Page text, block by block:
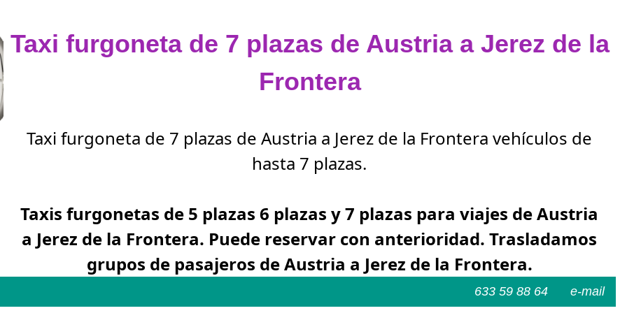
Taxi furgoneta de 7 plazas de Austria a Jerez de la
Frontera
Taxi furgoneta de 7 plazas de Austria a Jerez de la Frontera vehículos de
hasta 7 plazas.
Taxis furgonetas de 5 plazas 6 plazas y 7 plazas para viajes de Austria
a Jerez de la Frontera. Puede reservar con anterioridad. Trasladamos
grupos de pasajeros de Austria a Jerez de la Frontera.
e-mail
633 59 88 64